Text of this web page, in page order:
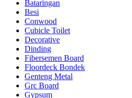
Bataringan
Besi
Conwood
Cubicle Toilet
Decorative
Dinding
Fibersemen Board
Floordeck Bondek
Genteng Metal
Grc Board
Gypsum